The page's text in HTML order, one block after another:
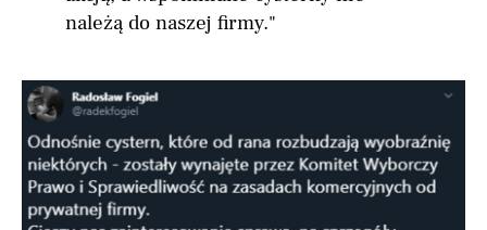
należą do naszej firmy."